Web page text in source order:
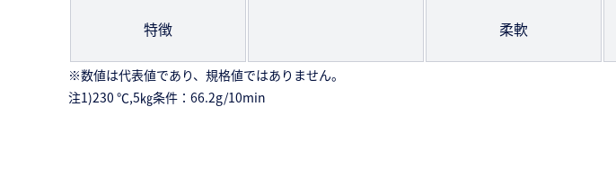
特徴 柔軟
※数値は代表値であり、規格値ではありません。
注1)230 ℃,5㎏条件：66.2g/10min